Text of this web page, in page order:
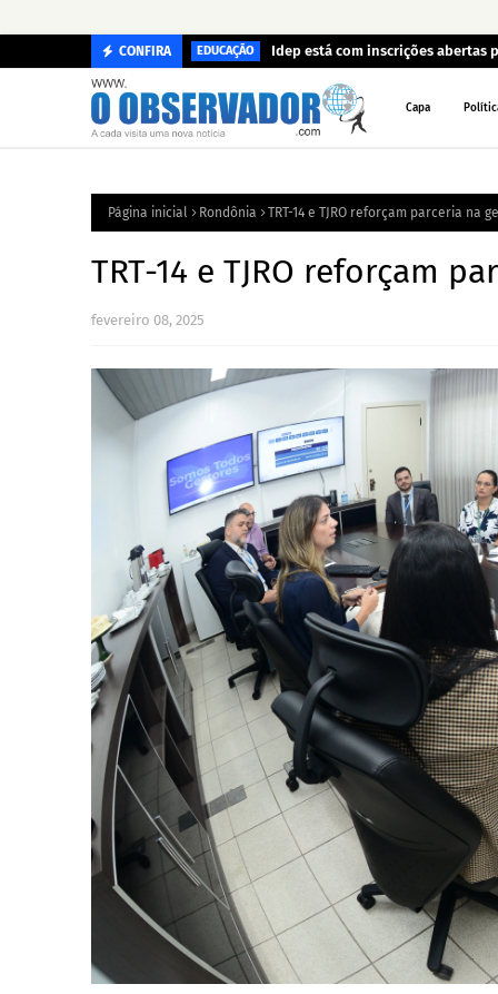
CONFIRA EDUCAÇÃO Idep está com inscrições abertas
Capa
Página inicial Rondônia TRT-14 e TJRO reforçam parceria na
TRT-14 e TJRO reforçam
fevereiro 08, 2025